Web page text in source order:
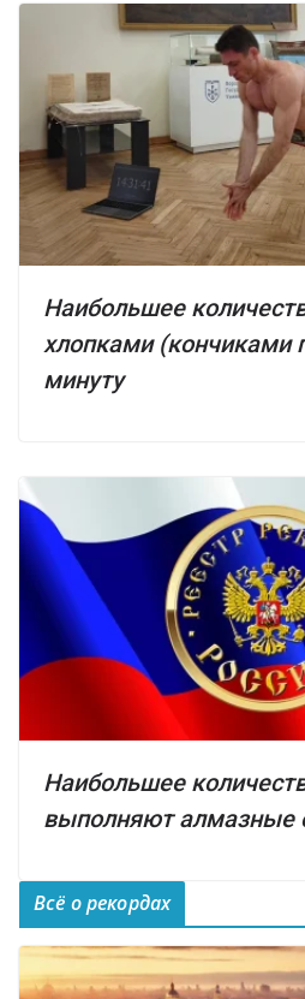
Наибольшее
хлопками (кончиками
минуту
Наибольшее
выполняют алмазные
Всё о рекордах